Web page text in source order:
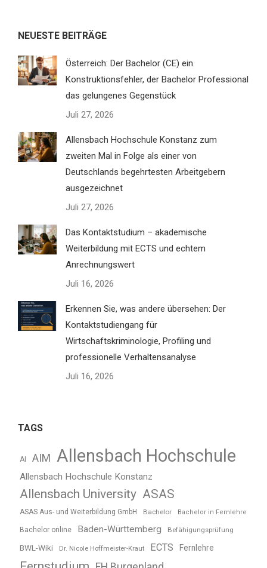
NEUESTE BEITRÄGE
Österreich: Der Bachelor (CE) ein
Konstruktionsfehler, der Bachelor Professional
das gelungenes Gegenstück
Juli 27, 2026
Allensbach Hochschule Konstanz zum
zweiten Mal in Folge als einer von
Deutschlands begehrtesten Arbeitgebern
ausgezeichnet
Juli 27, 2026
Das Kontaktstudium – akademische
Weiterbildung mit ECTS und echtem
Anrechnungswert
Juli 16, 2026
Erkennen Sie, was andere übersehen: Der
Kontaktstudiengang für
Wirtschaftskriminologie, Profiling und
professionelle Verhaltensanalyse
Juli 16, 2026
TAGS
AI AIM Allensbach Hochschule
Allensbach Hochschule Konstanz
Allensbach University ASAS
ASAS Aus- und Weiterbildung GmbH Bachelor Bachelor in Fernlehre
Bachelor online Baden-Württemberg Befähigungsprüfung
BWL-Wiki Dr. Nicole Hoffmeister-Kraut ECTS Fernlehre